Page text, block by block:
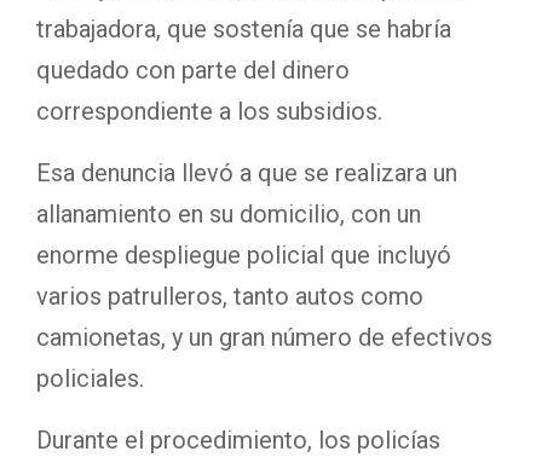
trabajadora, que sostenía que se habría
quedado con parte del dinero
correspondiente a los subsidios.
Esa denuncia llevó a que se realizara un
allanamiento en su domicilio, con un
enorme despliegue policial que incluyó
varios patrulleros, tanto autos como
camionetas, y un gran número de efectivos
policiales.
Durante el procedimiento, los policías